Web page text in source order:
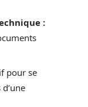
:
pour se